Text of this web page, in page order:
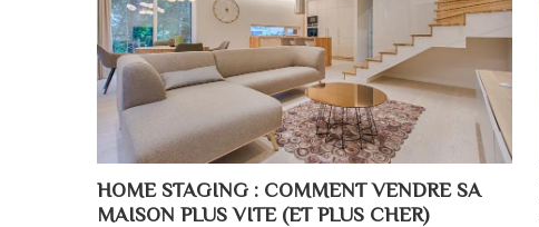
HOME STAGING : COMMENT VENDRE SA
MAISON PLUS VITE (ET PLUS CHER)